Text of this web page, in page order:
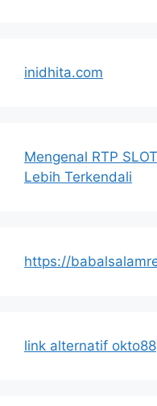
inidhita.com
Mengenal RTP
Lebih Terkendali
https://
link alternatif okto88